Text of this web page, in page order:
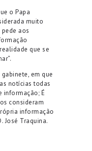
o Papa
muito
aos
que se
em que
notícias todas
informação; É
consideram
informação
José Traquina.